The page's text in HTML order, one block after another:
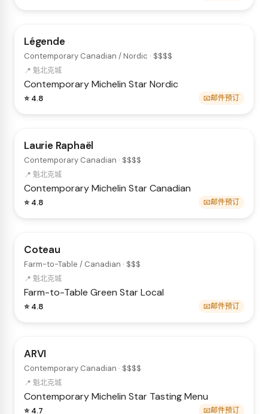
Légende
Contemporary Canadian / Nordic · $$$$
📍 魁北克城
ContemporaryMichelin StarNordic
⭐ 4.8 📧邮件预订
Laurie Raphaël
Contemporary Canadian · $$$$
📍 魁北克城
ContemporaryMichelin StarCanadian
⭐ 4.8 📧邮件预订
Coteau
Farm-to-Table / Canadian · $$$
📍 魁北克城
Farm-to-Table Green StarLocal
⭐ 4.8 📧邮件预订
ARVI
Contemporary Canadian · $$$$
📍 魁北克城
ContemporaryMichelin Star Tasting Menu
⭐ 4.7 📧邮件预订